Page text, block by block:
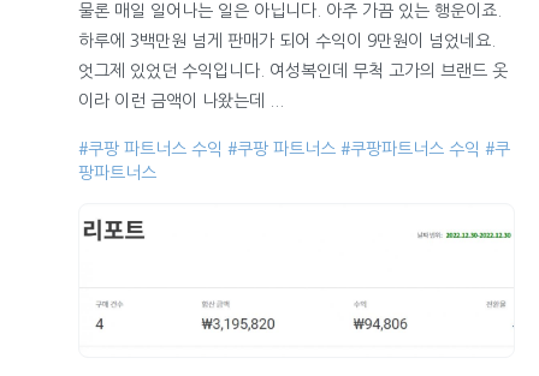
물론 매일 일어나는 일은 아닙니다. 아주 가끔 있는 행운이죠.
하루에 3백만원 넘게 판매가 되어 수익이 9만원이 넘었네요.
엇그제 있었던 수익입니다. 여성복인데 무척 고가의 브랜드 옷
이라 이런 금액이 나왔는데 ...
#쿠팡 파트너스 수익 #쿠팡 파트너스 #쿠팡파트너스 수익 #쿠
팡파트너스